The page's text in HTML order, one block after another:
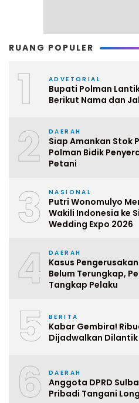
RUANG POPULER
1 ADVETORIAL
Bupati Polman
Berikut Nama dan
2 DAERAH
Siap Amankan Stok
Polman Bidik
Petani
3 NASIONAL
Putri Wonomulyo
Wakili Indonesia ke
Wedding Expo 2026
4 DAERAH
Kasus
Belum Terungkap,
Tangkap Pelaku
5 BERITA
Kabar Gembira!
Dijadwalkan
6 DAERAH
Anggota DPRD
Pribadi Tangani